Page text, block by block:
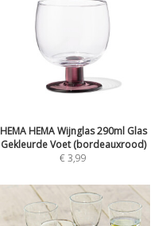
HEMA HEMA Wijnglas 290ml Glas
Gekleurde Voet (bordeauxrood)
€3,99